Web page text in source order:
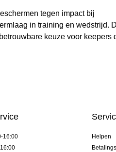
tegen impact bij
in training en wedstrijd.
keuze voor keepers
16:00
Helpen